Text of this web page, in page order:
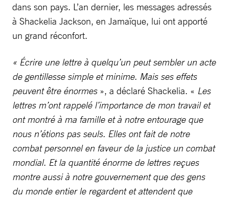
dans son pays. L’an dernier, les messages adressés
à Shackelia Jackson, en Jamaïque, lui ont apporté
un grand réconfort.
« Écrire une lettre à quelqu’un peut sembler un acte
de gentillesse simple et minime. Mais ses effets
peuvent être énormes», a déclaré Shackelia. « Les
lettres m’ont rappelé l’importance de mon travail et
ont montré à ma famille et à notre entourage que
nous n’étions pas seuls. Elles ont fait de notre
combat personnel en faveur de la justice un combat
mondial. Et la quantité énorme de lettres reçues
montre aussi à notre gouvernement que des gens
du monde entier le regardent et attendent que